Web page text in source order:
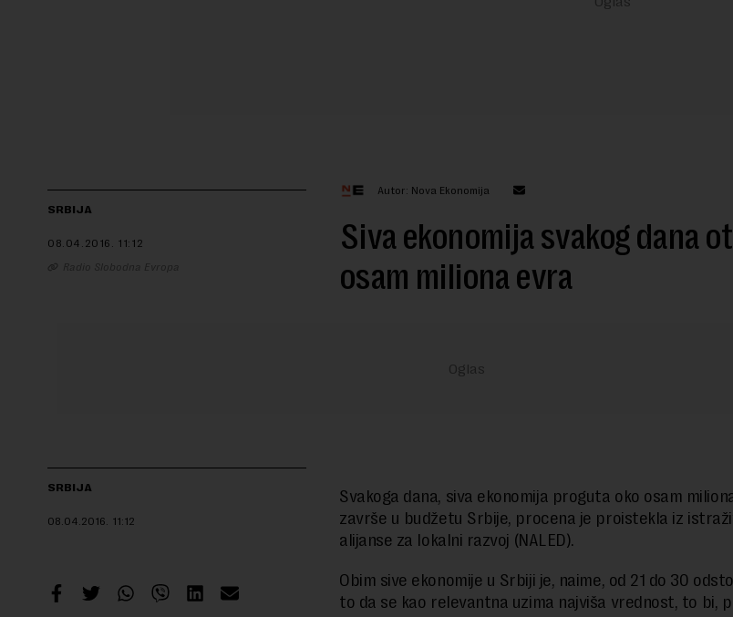
SRBIJA
08.04.2016. 11:12
Radio Slobodna Evropa
Autor: Nova Ekonomija
Siva ekonomija svakog dana
osam miliona evra
SRBIJA
08.04.2016. 11:12
Svakoga dana, siva ekonomija proguta oko osam
završe u budžetu Srbije, procena je proistekla iz
alijanse za lokalni razvoj (NALED).
Obim sive ekonomije u Srbiji je, naime, od 21 do 30
to da se kao relevantna uzima najviša vrednost, to bi,